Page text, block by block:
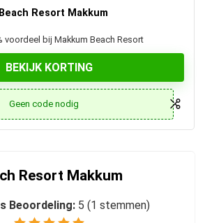
Beach Resort Makkum
voordeel bij Makkum Beach Resort
BEKIJK KORTING
Geen code nodig
Resort Makkum
Beoordeling: 5 (1 stemmen)